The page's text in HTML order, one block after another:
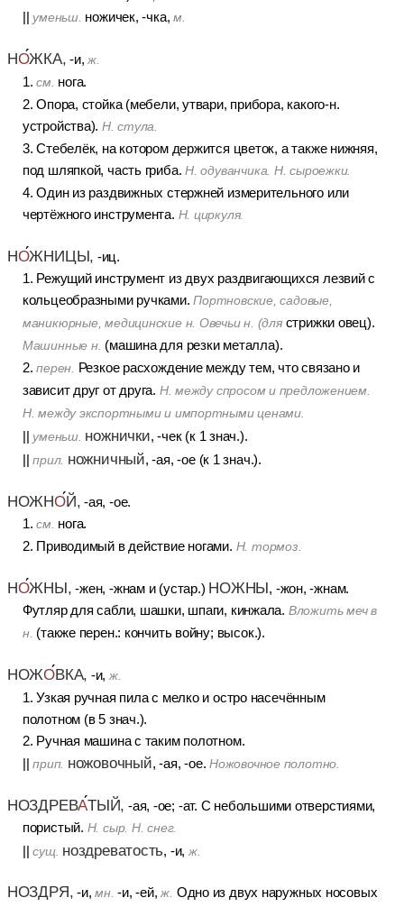
уменьш. ножичек, -чка,м.
НОЖКА, -и,ж.
1.см. нога.
2. Опора, стойка (мебели, утвари, прибора, какого-н.
устройства). Н. стула.
3. Стебелёк, на котором держится цветок, а также нижняя,
под шляпкой, часть гриба.Н. одуванчика. Н. сыроежки.
4. Один из раздвижных стержней измерительного или
чертёжного инструмента. Н. циркуля.
НОЖНИЦЫ, -иц.
1. Режущий инструмент из двух раздвигающихся лезвий с
кольцеобразными ручками.Портновские, садовые,
маникюрные, медицинские н. Овечьи н. (длястрижки овец).
Машинные н. (машина для резки металла).
2.перен.
Резкое расхождение между тем, что связано и
зависит друг от друга. Н. между спросом и предложением.
Н. между экспортными и импортными ценами.
уменьш. ножнички, -чек (к 1 знач.).
||прил. ножничный, -ая, -ое (к 1 знач.).
НОЖНОЙ, -ая, -ое.
1.см. нога.
2. Приводимый в действие ногами. Н. тормоз.
НОЖНЫ, -жен, -жнам и (устар.) НОЖНЫ, -жон, -жнам.
Футляр для сабли, шашки, шпаги, кинжала. Вложить меч в
н. (также перен.: кончить войну; высок.).
НОЖОВКА, -и,ж.
1. Узкая ручная пила с мелко и остро насечённым
полотном (в 5 знач.).
2. Ручная машина с таким полотном.
||прип. ножовочный, -ая, -ое.Ножовочное полотно.
НОЗДРЕВАТЫЙ, -ая, -ое; -ат. С небольшими отверстиями,
пористый. Н. сыр. Н. снег.
||сущ. ноздреватость, -и, ж.
НОЗДРЯ, -и,мн. -и, -ей,ж. Одно из двух наружных носовых